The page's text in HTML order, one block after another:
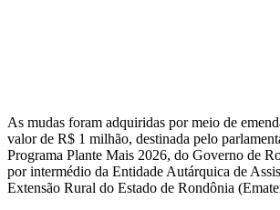
As mudas foram adquiridas por meio de
valor de R$ 1 milhão, destinada pelo
Programa Plante Mais 2026, do Governo de
por intermédio da Entidade Autárquica de
Extensão Rural do Estado de Rondônia